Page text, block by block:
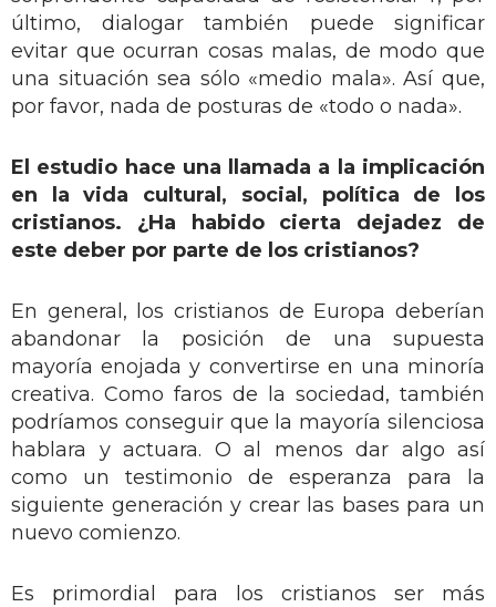
último, dialogar también puede significar
evitar que ocurran cosas malas, de modo que
una situación sea sólo «medio mala». Así que,
por favor, nada de posturas de «todo o nada».
El estudio hace una llamada a la implicación
en la vida cultural, social, política de los
cristianos. ¿Ha habido cierta dejadez de
este deber por parte de los cristianos?
En general, los cristianos de Europa deberían
abandonar la posición de una supuesta
mayoría enojada y convertirse en una minoría
creativa. Como faros de la sociedad, también
podríamos conseguir que la mayoría silenciosa
hablara y actuara. O al menos dar algo así
como un testimonio de esperanza para la
siguiente generación y crear las bases para un
nuevo comienzo.
Es primordial para los cristianos ser más